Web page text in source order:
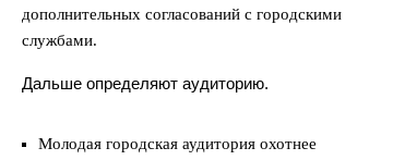
дополнительных согласований с городскими
службами.
Дальше определяют аудиторию.
Молодая городская аудитория охотнее